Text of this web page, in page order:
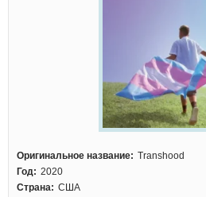
Оригинальное название: Transhood
Год: 2020
Страна: США